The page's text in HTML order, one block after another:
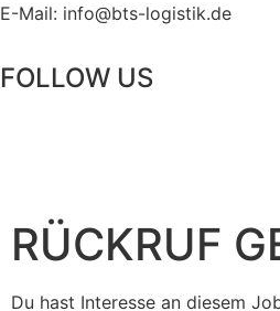
E-Mail: info@bts-logistik.de
FOLLOW US
RÜCKRUF
Du hast Interesse an diesem